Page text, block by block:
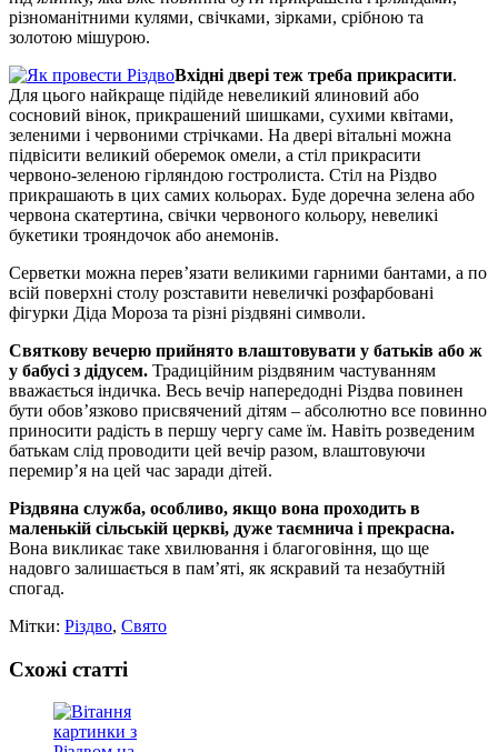
різноманітними кулями, свічками, зірками, срібною та
золотою мішурою.
Вхідні двері теж треба прикрасити.
Для цього найкраще підійде невеликий ялиновий або
сосновий вінок, прикрашений шишками, сухими квітами,
зеленими і червоними стрічками. На двері вітальні можна
підвісити великий оберемок омели, а стіл прикрасити
червоно-зеленою гірляндою гостролиста. Стіл на Різдво
прикрашають в цих самих кольорах. Буде доречна зелена або
червона скатертина, свічки червоного кольору, невеликі
букетики трояндочок або анемонів.
Серветки можна перев’язати великими гарними бантами, а по
всій поверхні столу розставити невеличкі розфарбовані
фігурки Діда Мороза та різні різдвяні символи.
Святкову вечерю прийнято влаштовувати у батьків або ж
у бабусі з дідусем. Традиційним різдвяним частуванням
вважається індичка. Весь вечір напередодні Різдва повинен
бути обов’язково присвячений дітям – абсолютно все повинно
приносити радість в першу чергу саме їм. Навіть розведеним
батькам слід проводити цей вечір разом, влаштовуючи
перемир’я на цей час заради дітей.
Різдвяна служба, особливо, якщо вона проходить в
маленькій сільській церкві, дуже таємнича і прекрасна.
Вона викликає таке хвилювання і благоговіння, що ще
надовго залишається в пам’яті, як яскравий та незабутній
спогад.
Мітки: Різдво, Свято
Схожі статті